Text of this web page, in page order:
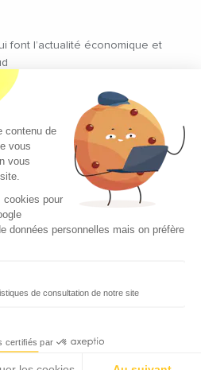
font l’actualité économique et
réservés